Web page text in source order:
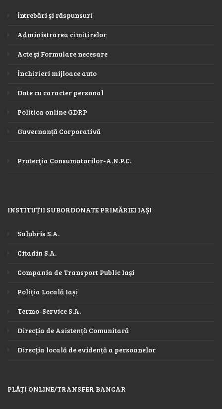
Întrebări şi răspunsuri
Administrarea cimitirelor
Acte şi Formulare necesare
Închirieri mijloace auto
Date cu caracter personal
Politica online GDRP
Guvernanță Corporativă
Protecţia Consumatorilor-A.N.P.C.
INSTITUȚII SUBORDONATE PRIMĂRIEI IAȘI
Salubris S.A.
Citadin S.A.
Compania de Transport Public Iași
Poliția Locală Iași
Termo-Service S.A.
Direcția de Asistență Comunitară
Direcția locală de evidență a persoanelor
PLĂȚI ONLINE/TRANSFER BANCAR